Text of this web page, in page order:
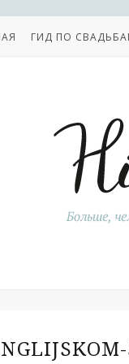
ГИД ПО